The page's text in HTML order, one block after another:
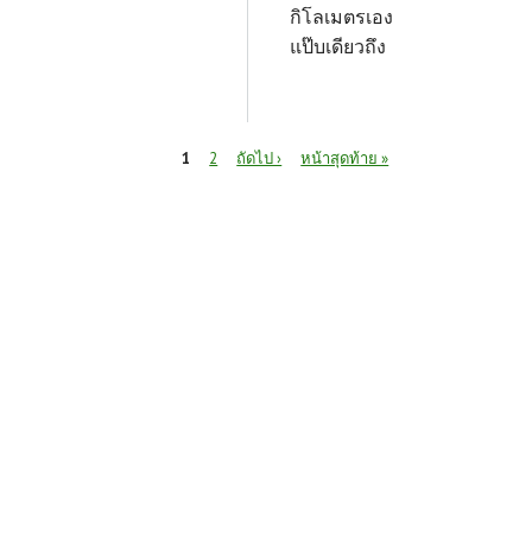
กิโลเมตรเอง
แป๊บเดียวถึง
1 2 ถัดไป › หน้าสุดท้าย »